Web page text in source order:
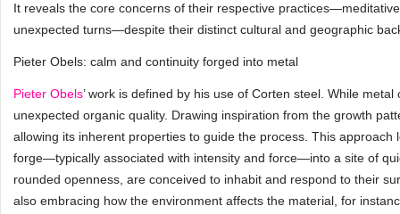
It reveals the core concerns of their respective
unexpected turns—despite their distinct cultural and geographic
Pieter Obels: calm and continuity forged into metal
Pieter Obels’ work is defined by his use of Corten steel. While
unexpected organic quality. Drawing inspiration from the growth
allowing its inherent properties to guide the process. This
forge—typically associated with intensity and force—into a site of
rounded openness, are conceived to inhabit and respond to their
also embracing how the environment affects the material, for